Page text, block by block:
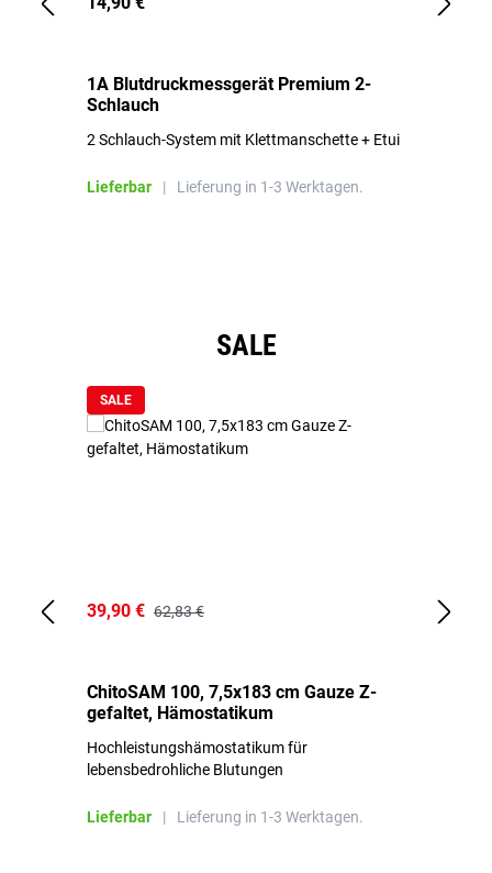
1A Blutdruckmessgerät Premium 2-
Schlauch
2 Schlauch-System mit Klettmanschette + Etui
Lieferbar | Lieferung in 1-3 Werktagen.
SALE
SALE
39,90 € 62,83 €
ChitoSAM 100, 7,5x183 cm Gauze Z-
gefaltet, Hämostatikum
Hochleistungshämostatikum für
lebensbedrohliche Blutungen
Lieferbar | Lieferung in 1-3 Werktagen.